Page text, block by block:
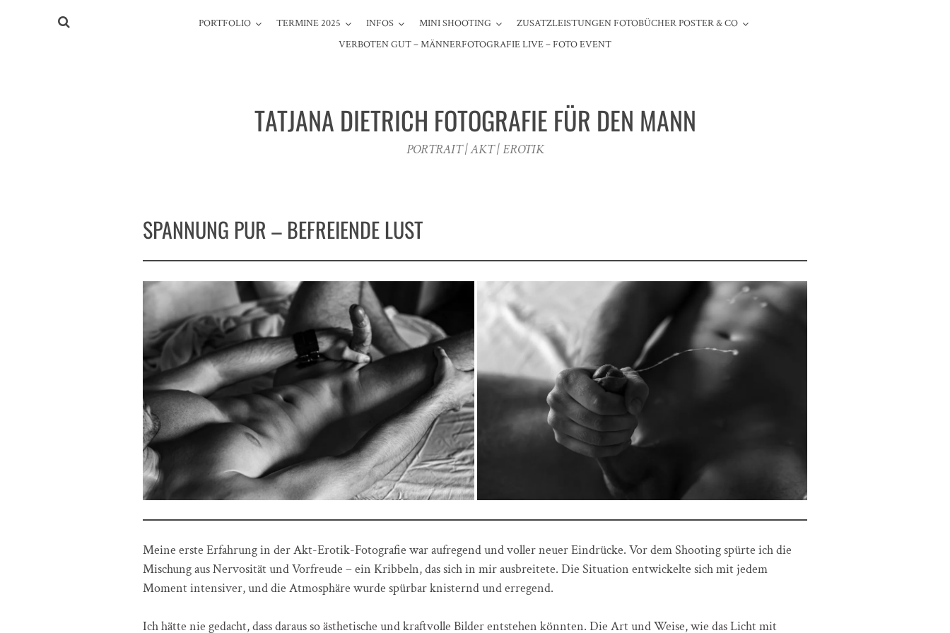
PORTFOLIO TERMINE 2025 INFOS MINI SHOOTING
ZUSATZLEISTUNGEN FOTOBÜCHER POSTER & CO
VERBOTEN GUT – MÄNNERFOTOGRAFIE LIVE – FOTO EVENT
TATJANA DIETRICH FOTOGRAFIE FÜR DEN MANN
PORTRAIT | AKT | EROTIK
SPANNUNG PUR – BEFREIENDE LUST
Meine erste Erfahrung in der Akt-Erotik-Fotografie war aufregend und voller neuer Eindrücke. Vor dem Shooting spürte ich die
Mischung aus Nervosität und Vorfreude – ein Kribbeln, das sich in mir ausbreitete. Die Situation entwickelte sich mit jedem
Moment intensiver, und die Atmosphäre wurde spürbar knisternd und erregend.
Ich hätte nie gedacht, dass daraus so ästhetische und kraftvolle Bilder entstehen könnten. Die Art und Weise, wie das Licht mit